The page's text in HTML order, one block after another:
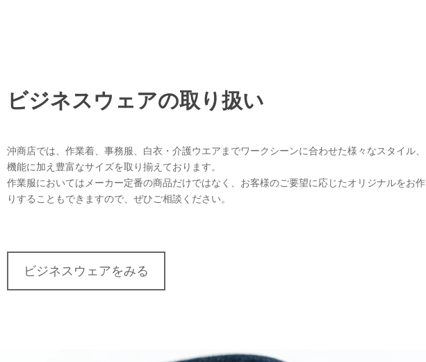
ビジネスウェアの取り扱い
沖商店では、作業着、事務服、白衣・介護ウエアまでワークシーンに合わせた様々なスタイル、
機能に加え豊富なサイズを取り揃えております。
作業服においてはメーカー定番の商品だけではなく、お客様のご要望に応じたオリジナルをお作
りすることもできますので、ぜひご相談ください。
ビジネスウェアをみる